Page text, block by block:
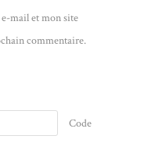
mail et mon site
commentaire.
Code